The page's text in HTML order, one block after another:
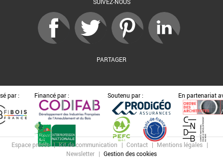
PARTAGER
par : Financé par : Soutenu par : En partenariat
Espace presse Kit de communication Contact
Mentions légales
Newsletter
Gestion des cookies